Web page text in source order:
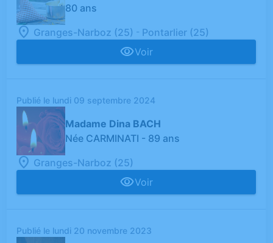
80 ans
Granges-Narboz (25) - Pontarlier (25)
Voir
Publié le lundi 09 septembre 2024
Madame Dina BACH
Née CARMINATI - 89 ans
Granges-Narboz (25)
Voir
Publié le lundi 20 novembre 2023